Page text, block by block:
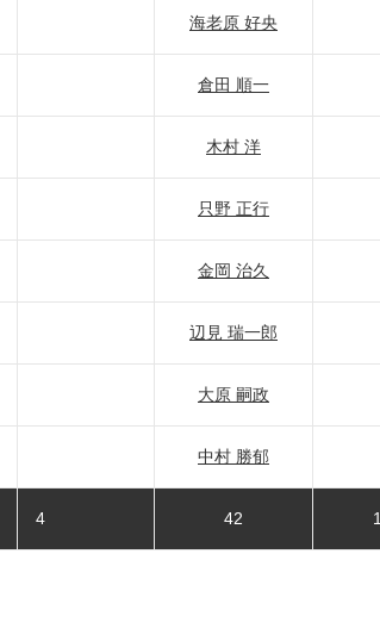
海老原 好央
倉田 順一
木村 洋
只野 正行
金岡 治久
辺見 瑞一郎
大原 嗣政
中村 勝郁
4 42